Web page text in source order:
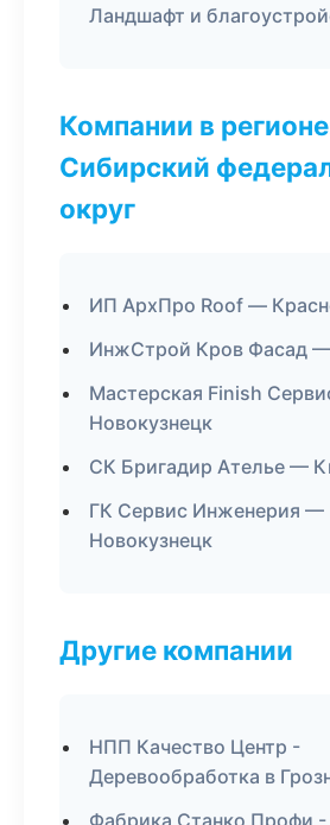
Ландшафт и
Компании в
Сибирский
округ
ИП АрхПро Roof —
ИнжСтрой Кров Фасад
Мастерская Finish
Новокузнецк
СК Бригадир Ателье —
ГК Сервис Инженерия —
Новокузнецк
Другие компании
НПП Качество Центр -
Деревообработка в
Фабрика Станко Профи